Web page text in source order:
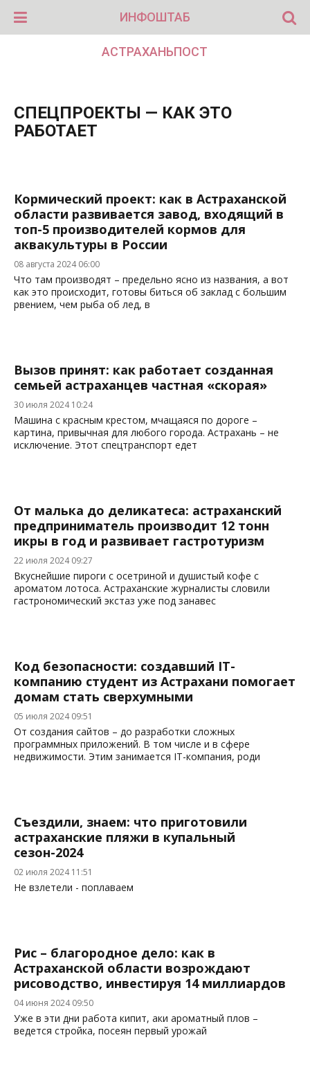
ИНФОШТАБ
АСТРАХАНЬПОСТ
CПЕЦПРОЕКТЫ — КАК ЭТО
РАБОТАЕТ
Кормический проект: как в Астраханской
области развивается завод, входящий в
топ-5 производителей кормов для
аквакультуры в России
08 августа 2024 06:00
Что там производят – предельно ясно из названия, а вот
как это происходит, готовы биться об заклад с большим
рвением, чем рыба об лед, в
Вызов принят: как работает созданная
семьей астраханцев частная «скорая»
30 июля 2024 10:24
Машина с красным крестом, мчащаяся по дороге –
картина, привычная для любого города. Астрахань – не
исключение. Этот спецтранспорт едет
От малька до деликатеса: астраханский
предприниматель производит 12 тонн
икры в год и развивает гастротуризм
22 июля 2024 09:27
Вкуснейшие пироги с осетриной и душистый кофе с
ароматом лотоса. Астраханские журналисты словили
гастрономический экстаз уже под занавес
Код безопасности: создавший IT-
компанию студент из Астрахани помогает
домам стать сверхумными
05 июля 2024 09:51
От создания сайтов – до разработки сложных
программных приложений. В том числе и в сфере
недвижимости. Этим занимается IT-компания, роди
Съездили, знаем: что приготовили
астраханские пляжи в купальный
сезон-2024
02 июля 2024 11:51
Не взлетели - поплаваем
Рис – благородное дело: как в
Астраханской области возрождают
рисоводство, инвестируя 14 миллиардов
04 июня 2024 09:50
Уже в эти дни работа кипит, аки ароматный плов –
ведется стройка, посеян первый урожай